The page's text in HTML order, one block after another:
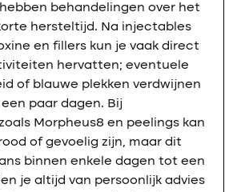
behandelingen over het
hersteltijd. Na injectables
en fillers kun je vaak direct
hervatten; eventuele
of blauwe plekken verdwijnen
paar dagen. Bij
Morpheus8 en peelings kan
of gevoelig zijn, maar dit
binnen enkele dagen tot een
je altijd van persoonlijk advies